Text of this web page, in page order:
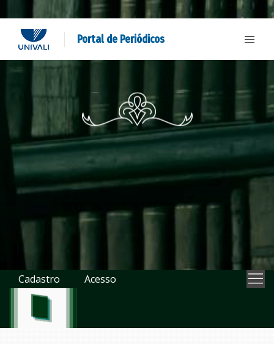
Portal de Periódicos
Cadastro Acesso